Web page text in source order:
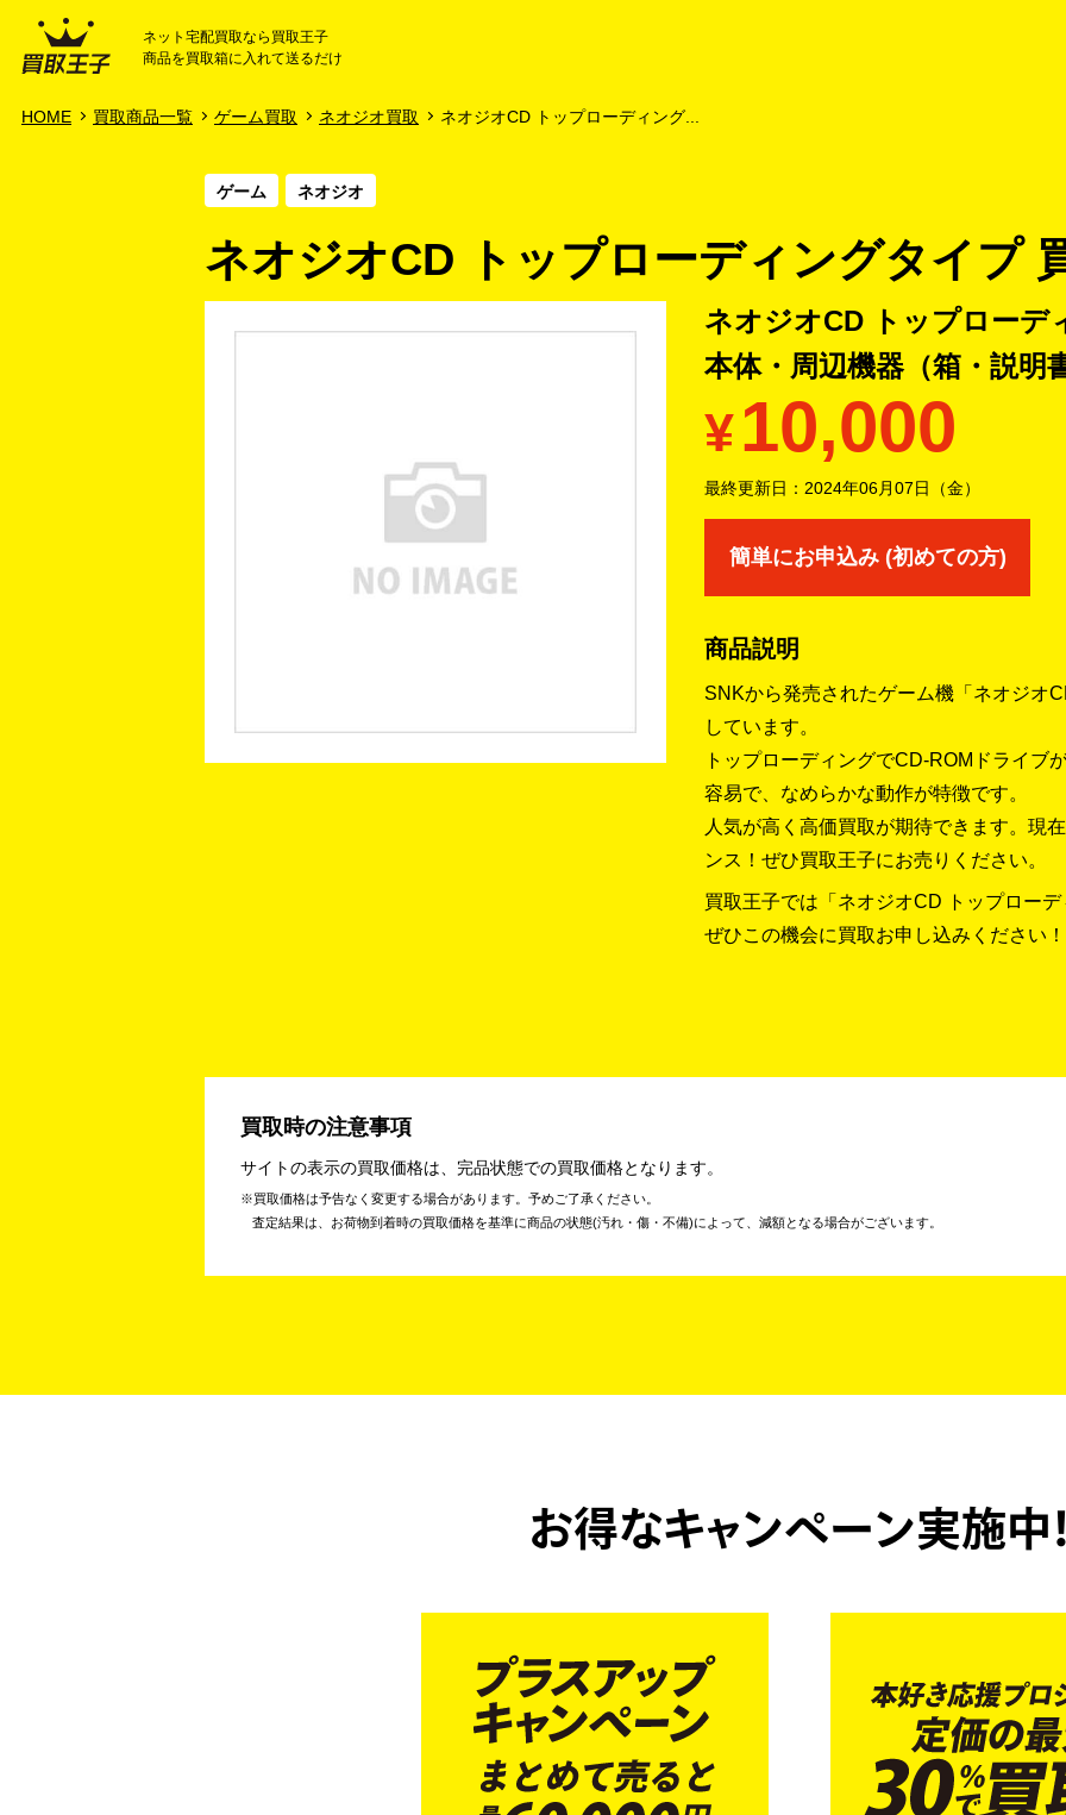
HOME
ネット宅配買取なら買取王子
商品を買取箱に入れて送るだけ
HOME 買取商品一覧 ゲーム買取 ネオジオ買取 ネオジオCD トップローディング...
ゲーム ネオジオ
ネオジオCD トップローディングタイプ
ネオジオCD トップローデ
本体・周辺機器（箱・説明
¥10,000
最終更新日： 2024年06月07日（金）
簡単にお申込み (初めての方)
商品説明
SNKから発売されたゲーム機「ネオジオ
しています。
トップローディングでCD-ROMドライブ
容易で、なめらかな動作が特徴です。
人気が高く高価買取が期待できます。現
ンス！ぜひ買取王子にお売りください。
買取王子では「ネオジオCD トップロー
ぜひこの機会に買取お申し込みください！
買取時の注意事項
サイトの表示の買取価格は、完品状態での買取価格となります。
買取価格は予告なく変更する場合があります。予めご了承ください。
査定結果は、お荷物到着時の買取価格を基準に商品の状態(汚れ・傷・不備)によって、減額となる場合がございます。
お得なキャンペーン実施中